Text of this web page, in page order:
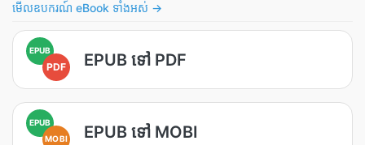
មើលឧបករណ៍ eBook ទាំងអស់ →
EPUB
PDF EPUB ទៅ PDF
EPUB
MOBI
EPUB ទៅ MOBI